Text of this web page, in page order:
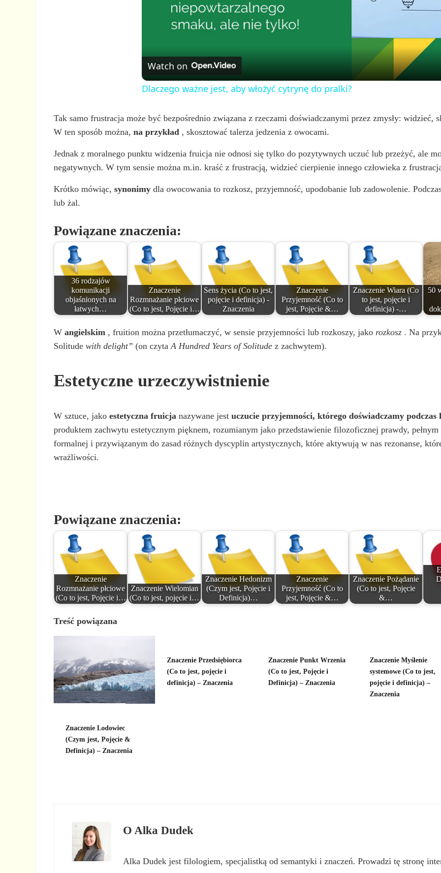
y
d
e
Watch on
Dlaczego ważne jest, aby włożyć cytrynę do pralki?
Tak samo frustracja może być bezpośrednio związana z rzeczami doświadczanymi przez zmysły: widzieć,
W ten sposób można,na przykład , skosztować talerza jedzenia z owocami.
Jednak z moralnego punktu widzenia fruicja nie odnosi się tylko do pozytywnych uczuć lub przeżyć, ale
negatywnych. W tym sensie można m.in. kraść z frustracją, widzieć cierpienie innego człowieka z
Krótko mówiąc,synonimy dla owocowania to rozkosz, przyjemność, upodobanie lub zadowolenie.
lub żal.
Powiązane znaczenia:
36 rodzajów
komunikacji
objaśnionych na
łatwych…
Znaczenie
Rozmnażanie płciowe
(Co to jest, Pojęcie i…
Sens życia (Co to jest,
pojęcie i definicja) -
Znaczenia
Znaczenie
Przyjemność (Co to
jest, Pojęcie &…
Znaczenie Wiara (Co
to jest, pojęcie i
definicja) -…
50
Wangielskim , fruition można przetłumaczyć, w sensie przyjemności lub rozkoszy, jako rozkosz . Na
Solitudewith delight” (on czytaA Hundred Years of Solitude z zachwytem).
Estetyczne urzeczywistnienie
W sztuce, jakoestetyczna fruicja nazywane jestuczucie przyjemności, którego doświadczamy
produktem zachwytu estetycznym pięknem, rozumianym jako przedstawienie filozoficznej prawdy,
formalnej i przywiązanym do zasad różnych dyscyplin artystycznych, które aktywują w nas rezonanse,
wrażliwości.
Powiązane znaczenia:
Znaczenie
Rozmnażanie płciowe
(Co to jest, Pojęcie i…
Znaczenie Wielomian
(Co to jest, pojęcie i…
Znaczenie Hedonizm
(Czym jest, Pojęcie i
Definicja)…
Znaczenie
Przyjemność (Co to
jest, Pojęcie &…
Znaczenie Pożądanie
(Co to jest, Pojęcie
&…
Treść powiązana
Znaczenie Lodowiec
(Czym jest, Pojęcie &
Definicja) – Znaczenia
Znaczenie Przedsiębiorca
(Co to jest, pojęcie i
definicja) – Znaczenia
Znaczenie Punkt Wrzenia
(Co to jest, Pojęcie i
Definicja) – Znaczenia
Znaczenie Myślenie
systemowe (Co to jest,
pojęcie i definicja) –
Znaczenia
O Alka Dudek
Alka Dudek jest filologiem, specjalistką od semantyki i znaczeń. Prowadzi tę stronę